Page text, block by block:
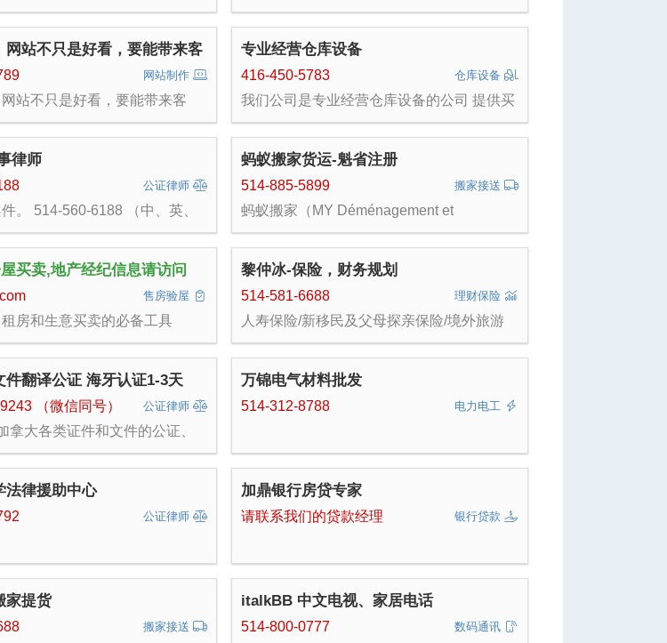
移民子女入读魁省名校难的状况，10年发展
和完善，学院现已形成一条完整的补习培训
链条。从学前教育（4岁学前班，5岁学前
班）到小学1到6年级，从中学1年级到中学5
请，枫叶学院每年都在学生成长过程中的为
广大学员保驾护航，并取得累累硕果。度身
设计的各类培训课程，成为蒙特利尔教育市
场上广泛认可的教育品牌。学院积极立足和
融入本地教育市场，结合发展需要设置12大
业务板块，分别是：中考和插考部，小学生
备考部，欢迎班部，学前早教部，中文部，
英文部，数学竞赛部，家教中心，中小学生
假日营（春令营，夏令营，冬令营，国际夏
令营），文体综艺部，留学移民服务部，职
业培训部。
人转述。 ■ 记账与对账 — 每月
整理、应收应付梳理 ■
T1 个人税、T2 公司税、T3 信
QST ■ 薪资与年终 — 薪资记
整理 ■ 预算与规划 — 现金流
况，再谈费用和范围。 电话
（网站提供中
续约，调整租金，日常物业维护，管理租
客，协助房东处理租赁纠纷等等
网站不只是好看，要能带来客
网站制作
站不只是好看，要能带来客
· 诊所 · 美容 · 装修 · 贸易 · 补习
｜ zljtlbella789@gmail.com
专业经营仓库设备
仓库设备
416-450-5783
我们公司是专业经营仓库设备的公司 提供买
Ltd(Montreal) Tel：416-450-5783 Filex 微信
号： Hunter19760606
律师
公证律师
。 514-560-6188 （中、英、
蚂蚁搬家货运-魁省注册
搬家接送
514-885-5899
蚂蚁搬家（MY Déménagement et
团队，安全高效，价格合理，有口皆碑！ 专
业搬运钢琴商业冰箱等重物；蒙特利尔魁省
本地搬家及多伦多，渥太华长途搬家；Ikea
提货安装安家服务；有适合中大型搬家的20
尺卡车及适合学生单身小型搬家的
买卖,地产经纪信息请访问
售房验屋
房和生意买卖的必备工具
黎仲冰-保险，财务规划
理财保险
514-581-6688
人寿保险/新移民及父母探亲保险/境外旅游
件翻译公证 海牙认证1-3天
公证律师
（微信同号）
拿大各类证件和文件的公证、
天：同一人 委托书 声明书 结婚
证 死亡证明 无犯罪 售房委托
讼委托 遗嘱 2、国内公证处代
国无犯罪公证、出生公证。代办
，申请无犯罪证明 + 海牙认证
美国移民文件翻译公证：中国
件和证件的翻译+律师公证，
加拿大移民局、税务局、银行
万锦电气材料批发
电力电工
514-312-8788
法律援助中心
公证律师
加鼎银行房贷专家
银行贷款
请联系我们的贷款经理
家提货
搬家接送
italkBB 中文电视、家居电话
数码通讯
514-800-0777